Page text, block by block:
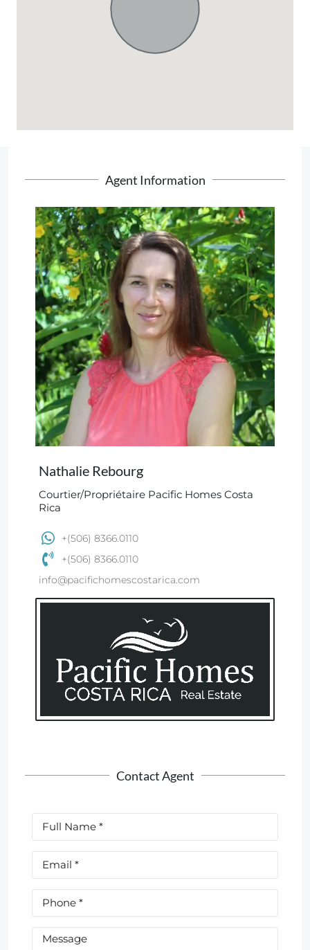
Agent Information
Nathalie Rebourg
Courtier/Propriétaire Pacific Homes Costa
Rica
+(506) 8366.0110
+(506) 8366.0110
info@pacifichomescostarica.com
Contact Agent